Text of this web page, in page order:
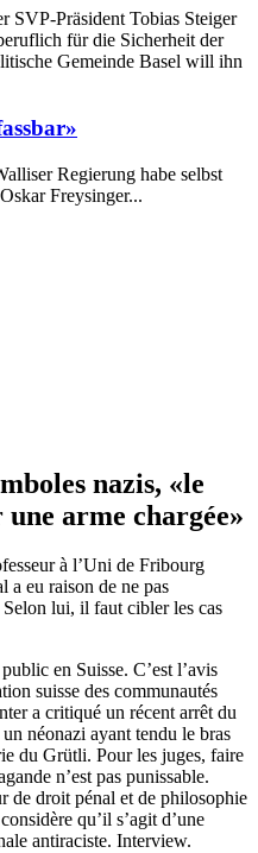
SVP-Präsident Tobias Steiger
für die Sicherheit der
Gemeinde Basel will ihn
Regierung habe selbst
Freysinger...
nazis, «le
arme chargée»
à l’Uni de Fribourg
eu raison de ne pas
Selon lui, il faut cibler les cas
en Suisse. C’est l’avis
suisse des communautés
a critiqué un récent arrêt du
néonazi ayant tendu le bras
du Grütli. Pour les juges, faire
n’est pas punissable.
de droit pénal et de philosophie
qu’il s’agit d’une
antiraciste. Interview.